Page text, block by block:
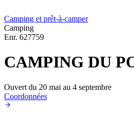
Camping et prêt-à-camper
Camping
Enr. 627759
CAMPING DU
Ouvert du 20 mai au 4 septembre
Coordonnées